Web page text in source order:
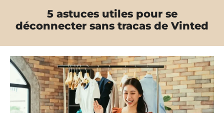
5 astuces utiles pour se
déconnecter sans tracas de Vinted